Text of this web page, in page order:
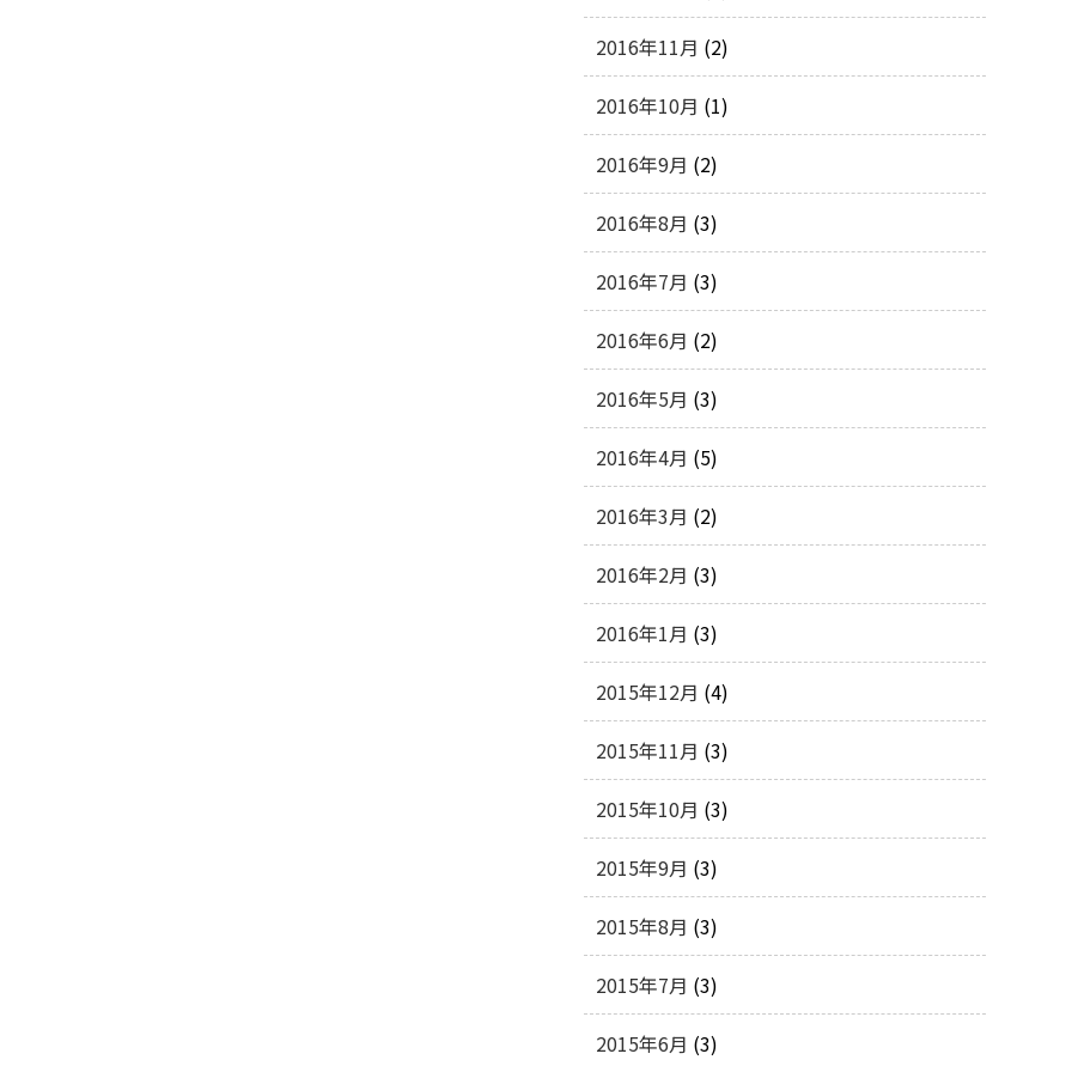
2016年11月 (2)
2016年10月 (1)
2016年9月 (2)
2016年8月 (3)
2016年7月 (3)
2016年6月 (2)
2016年5月 (3)
2016年4月 (5)
2016年3月 (2)
2016年2月 (3)
2016年1月 (3)
2015年12月 (4)
2015年11月 (3)
2015年10月 (3)
2015年9月 (3)
2015年8月 (3)
2015年7月 (3)
2015年6月 (3)